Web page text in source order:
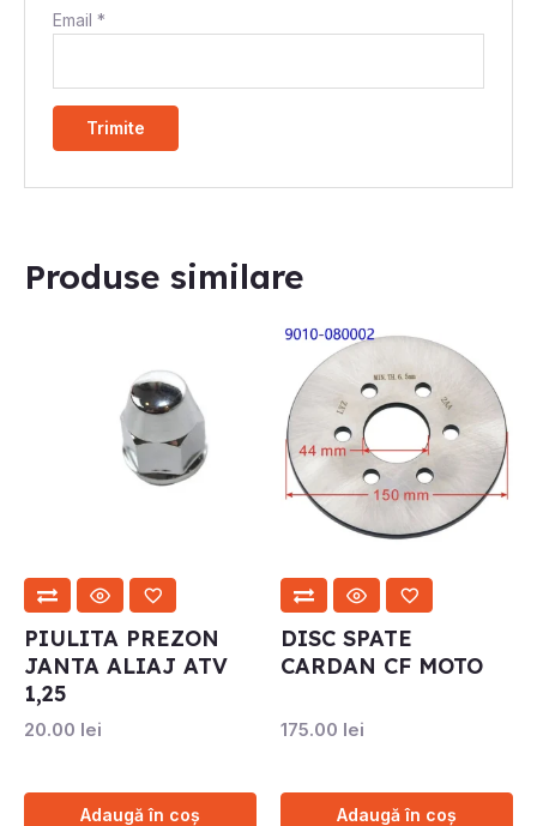
Email*
Produse similare
PIULITA PREZON
JANTA ALIAJ ATV
1,25
20.00 lei
Adaugă în coș
DISC SPATE
CARDAN CF MOTO
175.00 lei
Adaugă în coș